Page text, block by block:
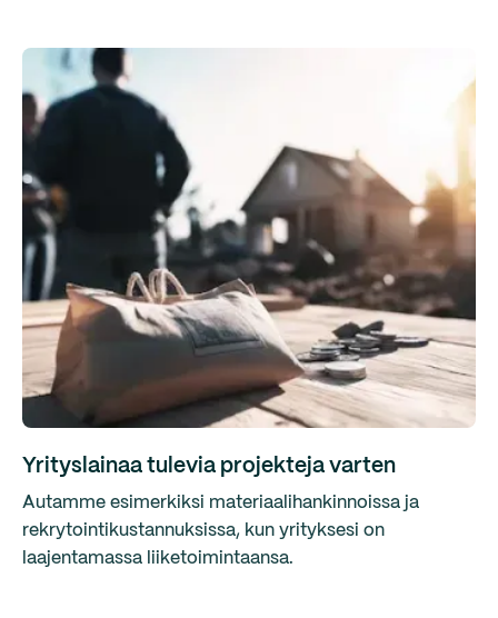
Yrityslainaa tulevia projekteja varten
Autamme esimerkiksi materiaalihankinnoissa ja
rekrytointikustannuksissa, kun yrityksesi on
laajentamassa liiketoimintaansa.